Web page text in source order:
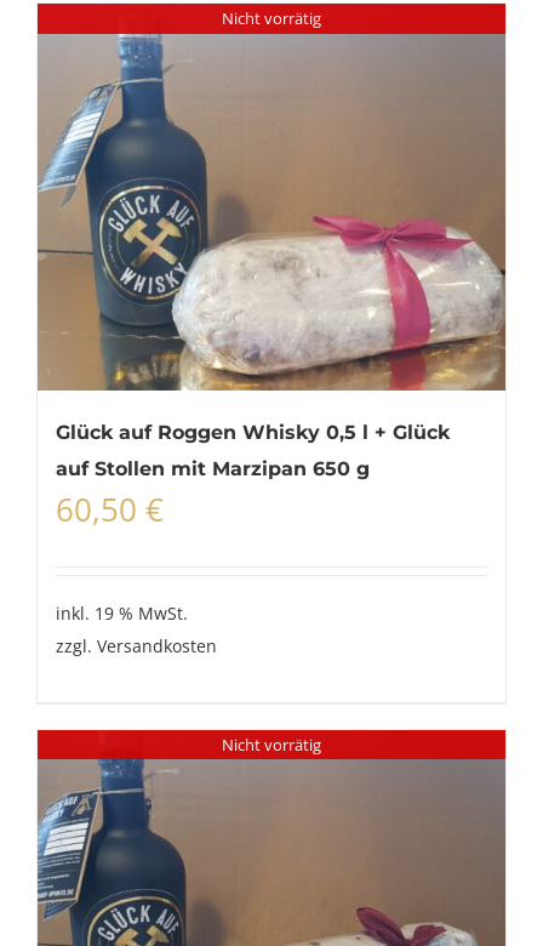
Nicht vorrätig
Glück auf Roggen Whisky 0,5 l + Glück
auf Stollen mit Marzipan 650 g
60,50 €
inkl. 19 % MwSt.
zzgl. Versandkosten
Nicht vorrätig